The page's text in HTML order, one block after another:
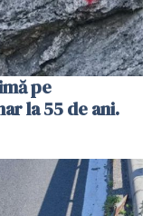
pe
la 55 de ani.